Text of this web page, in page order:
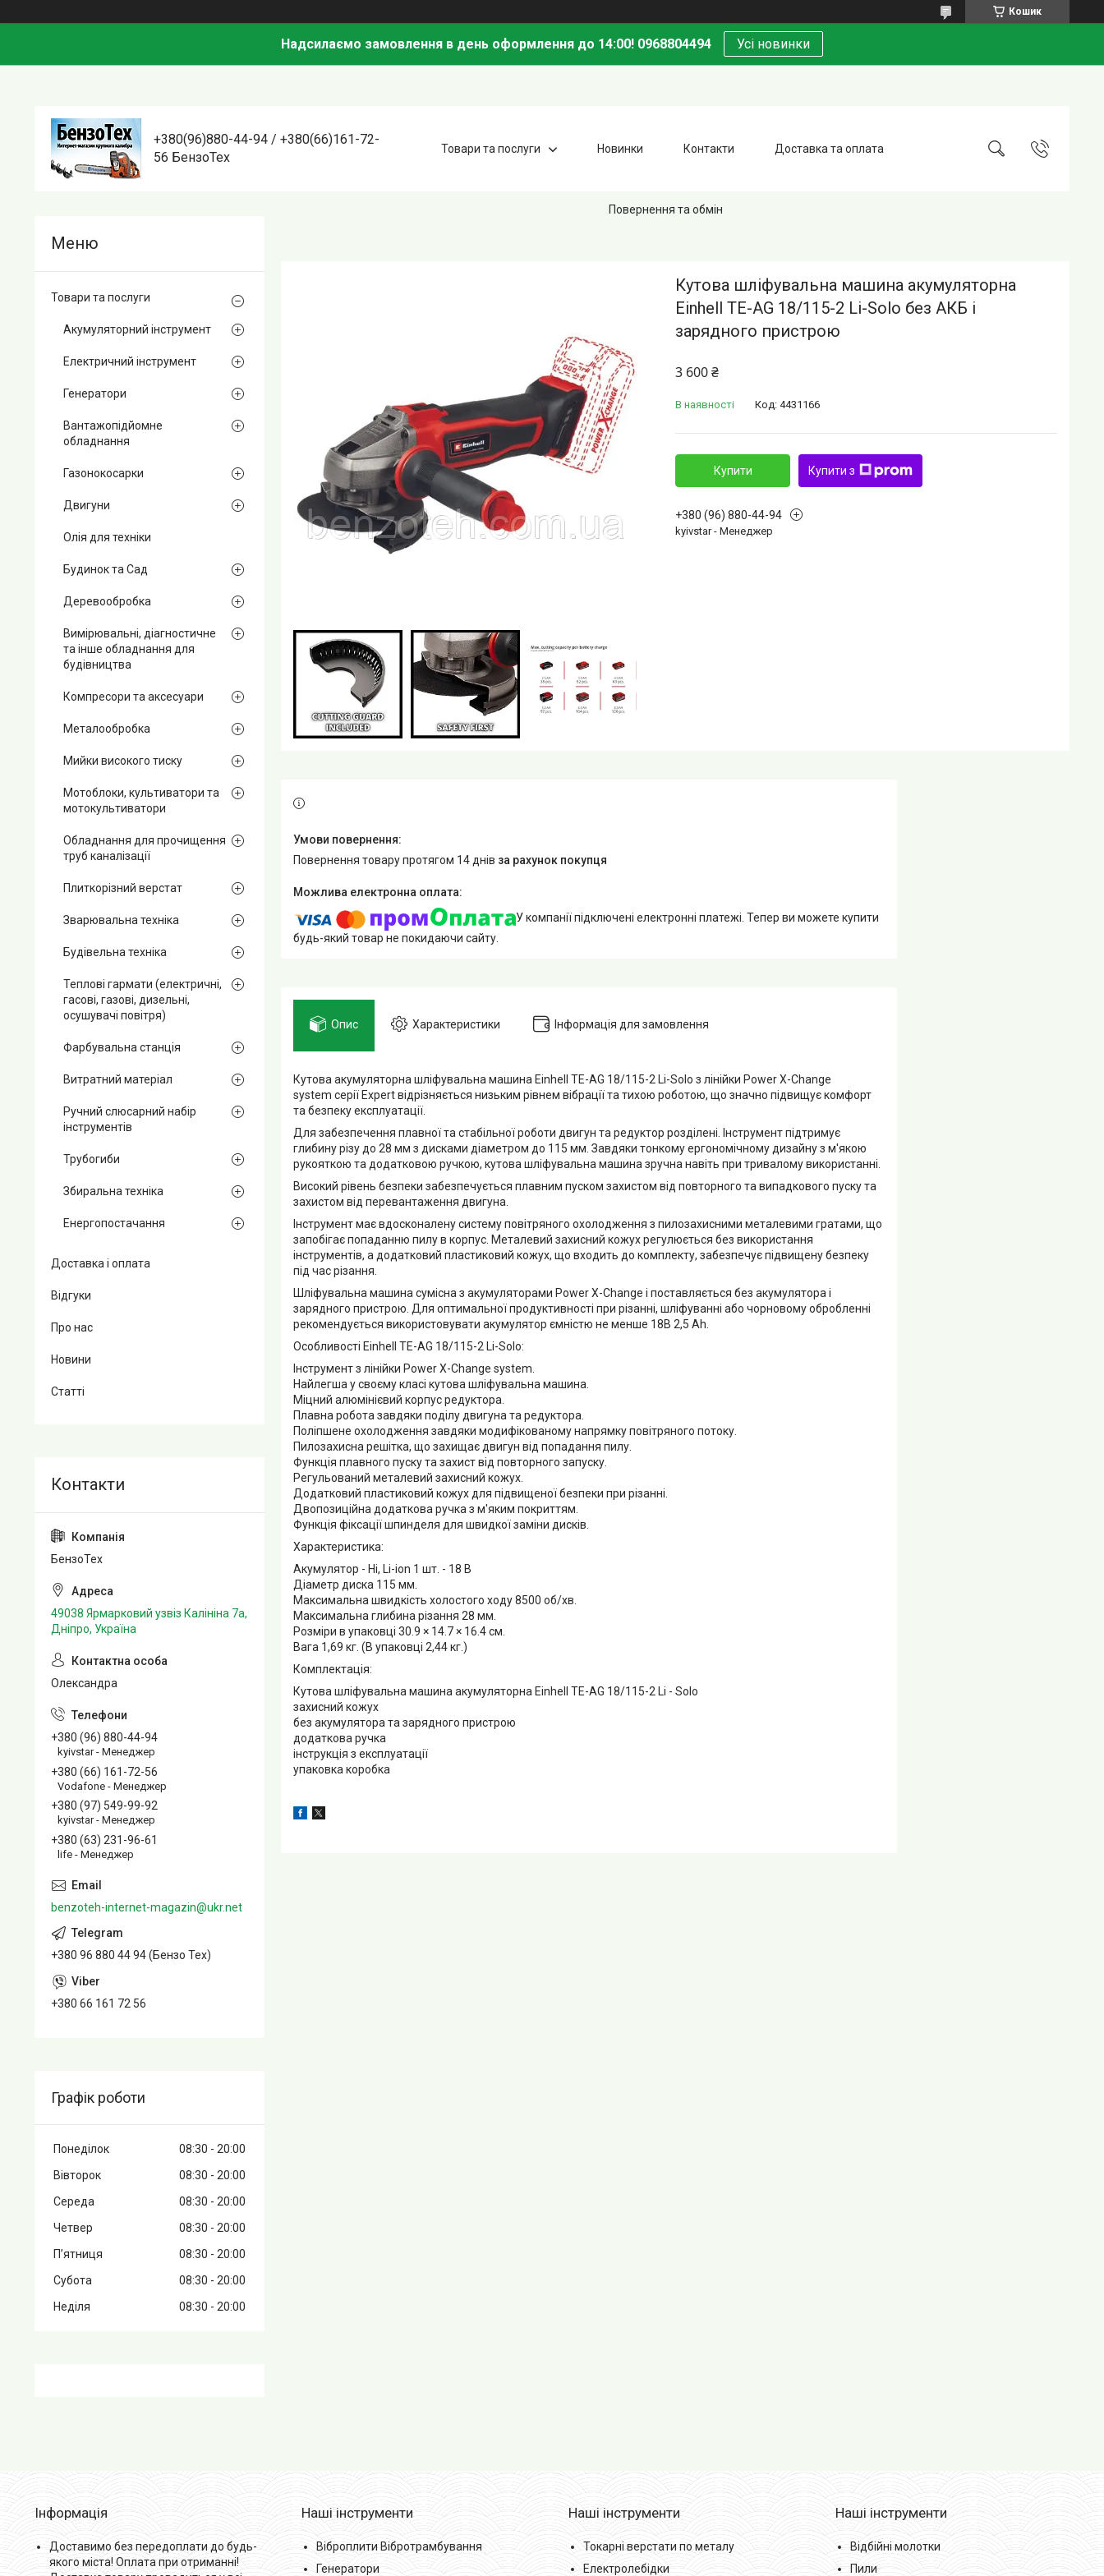
Кошик
Надсилаємо замовлення в день оформлення до 14:00! 0968804494 Усі новинки
+380(96)880-44-94 / +380(66)161-72-
56 БензоТех
Товари та послуги Новинки Контакти Доставка та оплата
Повернення та обмін
Кутова шліфувальна машина акумуляторна
Einhell TE-AG 18/115-2 Li-Solo без АКБ і
зарядного пристрою
3 600 ₴
В наявності Код: 4431166
Купити Купити з
+380 (96) 880-44-94
kyivstar - Менеджер
повернення товару протягом 14 днів за рахунок покупця
У компанії підключені електронні платежі. Тепер ви можете купити
будь-який товар не покидаючи сайту.
Опис Характеристики Інформація для замовлення
Кутова акумуляторна шліфувальна машина Einhell TE-AG 18/115-2 Li-Solo з лінійки Power X-Change
system серії Expert відрізняється низьким рівнем вібрації та тихою роботою, що значно підвищує комфорт
та безпеку експлуатації.
Для забезпечення плавної та стабільної роботи двигун та редуктор розділені. Інструмент підтримує
глибину різу до 28 мм з дисками діаметром до 115 мм. Завдяки тонкому ергономічному дизайну з м'якою
рукояткою та додатковою ручкою, кутова шліфувальна машина зручна навіть при тривалому використанні.
Високий рівень безпеки забезпечується плавним пуском захистом від повторного та випадкового пуску та
захистом від перевантаження двигуна.
Інструмент має вдосконалену систему повітряного охолодження з пилозахисними металевими гратами, що
запобігає попаданню пилу в корпус. Металевий захисний кожух регулюється без використання
інструментів, а додатковий пластиковий кожух, що входить до комплекту, забезпечує підвищену безпеку
під час різання.
Шліфувальна машина сумісна з акумуляторами Power X-Change і поставляється без акумулятора і
зарядного пристрою. Для оптимальної продуктивності при різанні, шліфуванні або чорновому обробленні
рекомендується використовувати акумулятор ємністю не менше 18В 2,5 Аh.
Особливості Einhell TE-AG 18/115-2 Li-Solo:
Інструмент з лінійки Power X-Change system.
Найлегша у своєму класі кутова шліфувальна машина.
Міцний алюмінієвий корпус редуктора.
Плавна робота завдяки поділу двигуна та редуктора.
Поліпшене охолодження завдяки модифікованому напрямку повітряного потоку.
Пилозахисна решітка, що захищає двигун від попадання пилу.
Функція плавного пуску та захист від повторного запуску.
Регульований металевий захисний кожух.
Додатковий пластиковий кожух для підвищеної безпеки при різанні.
Двопозиційна додаткова ручка з м'яким покриттям.
Функція фіксації шпинделя для швидкої заміни дисків.
Характеристика:
Акумулятор - Ні, Li-ion 1 шт. - 18 В
Діаметр диска 115 мм.
Максимальна швидкість холостого ходу 8500 об/хв.
Максимальна глибина різання 28 мм.
Розміри в упаковці 30.9 × 14.7 × 16.4 см.
Вага 1,69 кг. (В упаковці 2,44 кг.)
Комплектація:
Кутова шліфувальна машина акумуляторна Einhell TE-AG 18/115-2 Li - Solo
захисний кожух
без акумулятора та зарядного пристрою
додаткова ручка
інструкція з експлуатації
упаковка коробка
Товари та послуги
Акумуляторний інструмент
Електричний інструмент
Генератори
Вантажопідйомне
обладнання
Газонокосарки
Двигуни
Олія для техніки
Будинок та Сад
Деревообробка
Вимірювальні, діагностичне
та інше обладнання для
будівництва
Компресори та аксесуари
Металообробка
Мийки високого тиску
Мотоблоки, культиватори та
мотокультиватори
Обладнання для прочищення
труб каналізації
Плиткорізний верстат
Зварювальна техніка
Будівельна техніка
Теплові гармати (електричні,
гасові, газові, дизельні,
осушувачі повітря)
Фарбувальна станція
Витратний матеріал
Ручний слюсарний набір
інструментів
Трубогиби
Збиральна техніка
Енергопостачання
Доставка і оплата
Відгуки
Про нас
Новини
Статті
БензоТех
49038 Ярмарковий узвіз Калініна 7а,
Дніпро, Україна
Олександра
+380 (96) 880-44-94
kyivstar - Менеджер
+380 (66) 161-72-56
Vodafone - Менеджер
+380 (97) 549-99-92
kyivstar - Менеджер
+380 (63) 231-96-61
life - Менеджер
benzoteh-internet-magazin@ukr.net
+380 96 880 44 94 (Бензо Тех)
+380 66 161 72 56
Графік роботи
Понеділок 08:30
20:00
Вівторок
08:30
20:00
Середа
08:30
20:00
Четвер
08:30
20:00
Пʼятниця
08:30
20:00
Субота
08:30
20:00
Неділя
08:30 20:00
Інформація
Доставимо без передоплати до будь-
якого міста! Оплата при отриманні!
Наші інструменти
Віброплити Вібротрамбування
Генератори
Наші інструменти
Токарні верстати по металу
Електролебідки
Наші інструменти
Відбійні молотки
Пили